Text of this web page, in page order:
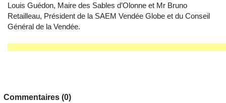
Louis Guédon, Maire des Sables d’Olonne et Mr Bruno
Retailleau, Président de la SAEM Vendée Globe et du Conseil
Général de la Vendée.
Commentaires (0)